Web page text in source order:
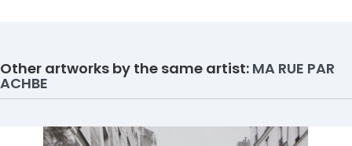
Other artworks by the same artist: MA RUE PAR
ACHBE